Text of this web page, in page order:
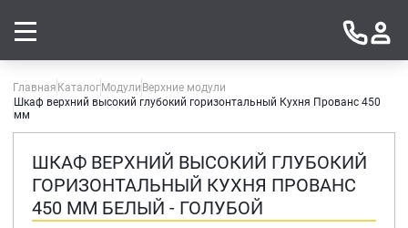
Главная КаталогМодули Верхние модули
Шкаф верхний высокий глубокий горизонтальный Кухня Прованс 450
мм
ШКАФ ВЕРХНИЙ ВЫСОКИЙ ГЛУБОКИЙ
ГОРИЗОНТАЛЬНЫЙ КУХНЯ ПРОВАНС
450 ММ БЕЛЫЙ - ГОЛУБОЙ